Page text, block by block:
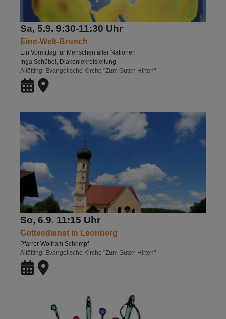
Sa, 5.9. 9:30-11:30 Uhr
Eine-Welt-Brunch
Ein Vormittag für Menschen aller Nationen
Inga Schübel, Diakoniekreisleitung
Altötting
Evangelische Kirche "Zum Guten Hirten"
So, 6.9. 11:15 Uhr
Gottesdienst in Leonberg
Pfarrer Wolfram Schrimpf
Altötting
Evangelische Kirche "Zum Guten Hirten"